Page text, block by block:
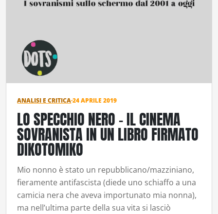
ANALISI E CRITICA·24 APRILE 2019
LO SPECCHIO NERO – IL CINEMA
SOVRANISTA IN UN LIBRO FIRMATO
DIKOTOMIKO
Mio nonno è stato un repubblicano/mazziniano,
fieramente antifascista (diede uno schiaffo a una
camicia nera che aveva importunato mia nonna),
ma nell’ultima parte della sua vita si lasciò